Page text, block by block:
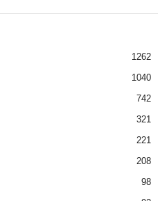
1262
1040
742
321
221
208
98